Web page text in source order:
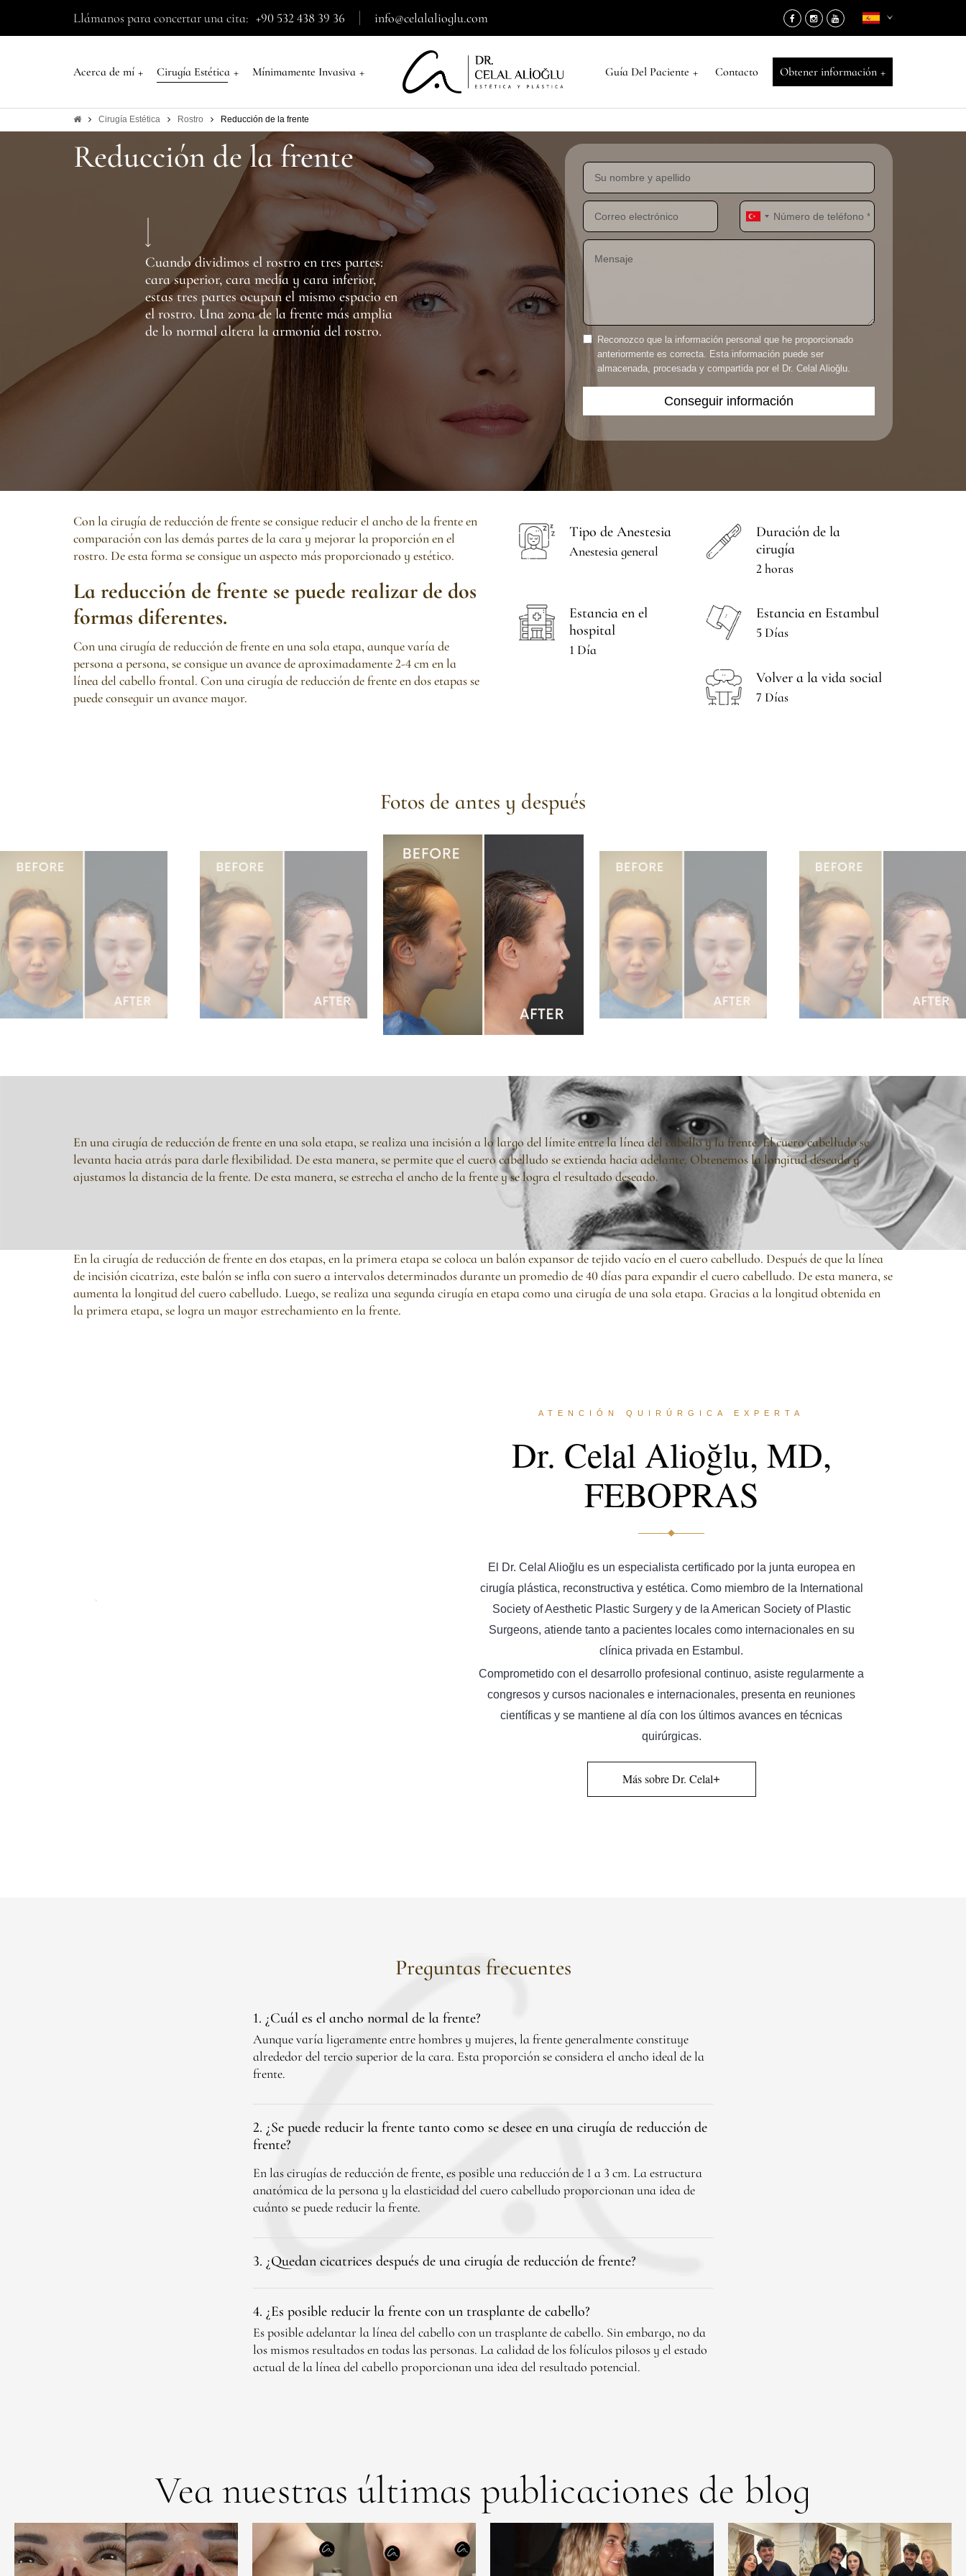
Llámanos para concertar una cita: +90 532 438 39 36 info@celalalioglu.com
Acerca de mí + Cirugía Estética + Mínimamente Invasiva + Guía Del Paciente + Contacto Obtener información +
Cirugía Estética Rostro Reducción de la frente
Reducción de la frente
Cuando dividimos el rostro en tres partes:
cara superior, cara media y cara inferior,
estas tres partes ocupan el mismo espacio en
el rostro. Una zona de la frente más amplia
de lo normal altera la armonía del rostro.
Reconozco que la información personal que he proporcionado
anteriormente es correcta. Esta información puede ser
almacenada, procesada y compartida por el Dr. Celal Alioğlu.
Tipo de Anestesia
Anestesia general
Duración de la
cirugía
2 horas
Estancia en el
hospital
1 Día
Estancia en Estambul
5 Días
Volver a la vida social
7 Días
Con la cirugía de reducción de frente se consigue reducir el ancho de la frente en
comparación con las demás partes de la cara y mejorar la proporción en el
rostro. De esta forma se consigue un aspecto más proporcionado y estético.
La reducción de frente se puede realizar de dos
formas diferentes.
Con una cirugía de reducción de frente en una sola etapa, aunque varía de
persona a persona, se consigue un avance de aproximadamente 2-4 cm en la
línea del cabello frontal. Con una cirugía de reducción de frente en dos etapas se
puede conseguir un avance mayor.
Fotos de antes y después
En una cirugía de reducción de frente en una sola etapa, se realiza una incisión a lo largo del límite entre la línea del cabello y la frente. El cuero cabelludo se
levanta hacia atrás para darle flexibilidad. De esta manera, se permite que el cuero cabelludo se extienda hacia adelante. Obtenemos la longitud deseada y
ajustamos la distancia de la frente. De esta manera, se estrecha el ancho de la frente y se logra el resultado deseado.
En la cirugía de reducción de frente en dos etapas, en la primera etapa se coloca un balón expansor de tejido vacío en el cuero cabelludo. Después de que la línea
de incisión cicatriza, este balón se infla con suero a intervalos determinados durante un promedio de 40 días para expandir el cuero cabelludo. De esta manera, se
aumenta la longitud del cuero cabelludo. Luego, se realiza una segunda cirugía en etapa como una cirugía de una sola etapa. Gracias a la longitud obtenida en
la primera etapa, se logra un mayor estrechamiento en la frente.
ATENCIÓN QUIRÚRGICA EXPERTA
Dr. Celal Alioğlu, MD,
FEBOPRAS
El Dr. Celal Alioğlu es un especialista certificado por la junta europea en
cirugía plástica, reconstructiva y estética. Como miembro de la International
Society of Aesthetic Plastic Surgery y de la American Society of Plastic
Surgeons, atiende tanto a pacientes locales como internacionales en su
clínica privada en Estambul.
Comprometido con el desarrollo profesional continuo, asiste regularmente a
congresos y cursos nacionales e internacionales, presenta en reuniones
científicas y se mantiene al día con los últimos avances en técnicas
quirúrgicas.
Más sobre Dr. Celal+
Preguntas frecuentes
1. ¿Cuál es el ancho normal de la frente?
Aunque varía ligeramente entre hombres y mujeres, la frente generalmente constituye
alrededor del tercio superior de la cara. Esta proporción se considera el ancho ideal de la
frente.
2. ¿Se puede reducir la frente tanto como se desee en una cirugía de reducción de
frente?
En las cirugías de reducción de frente, es posible una reducción de 1 a 3 cm. La estructura
anatómica de la persona y la elasticidad del cuero cabelludo proporcionan una idea de
cuánto se puede reducir la frente.
3. ¿Quedan cicatrices después de una cirugía de reducción de frente?
4. ¿Es posible reducir la frente con un trasplante de cabello?
Es posible adelantar la línea del cabello con un trasplante de cabello. Sin embargo, no da
los mismos resultados en todas las personas. La calidad de los folículos pilosos y el estado
actual de la línea del cabello proporcionan una idea del resultado potencial.
Vea nuestras últimas publicaciones de blog